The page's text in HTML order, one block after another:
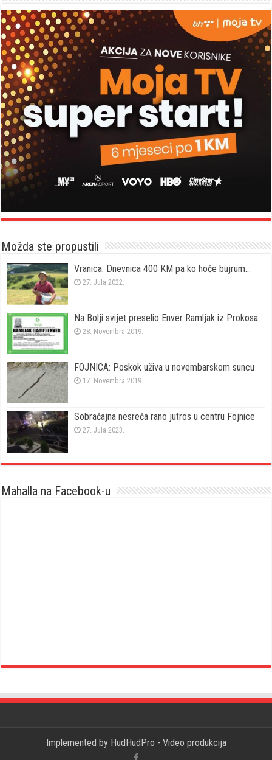
Možda ste propustili
Vranica: Dnevnica 400 KM pa ko hoće bujrum…
27. Jula 2022.
Na Bolji svijet preselio Enver Ramljak iz Prokosa
28. Novembra 2019.
FOJNICA: Poskok uživa u novembarskom suncu
17. Novembra 2019.
Sobraćajna nesreća rano jutros u centru Fojnice
27. Jula 2023.
Mahalla na Facebook-u
Implemented by HudHudPro - Video produkcija